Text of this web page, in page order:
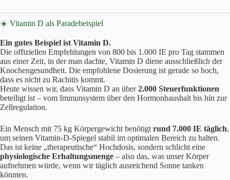
☀️ Vitamin D als Paradebeispiel
Ein gutes Beispiel ist Vitamin D.
Die offiziellen Empfehlungen von 800 bis 1.000 IE pro Tag stammen
aus einer Zeit, in der man dachte, Vitamin D diene ausschließlich der
Knochengesundheit. Die empfohlene Dosierung ist gerade so hoch,
dass es nicht zu Rachitis kommt.
Heute wissen wir, dass Vitamin D an über2.000 Steuerfunktionen
beteiligt ist – vom Immunsystem über den Hormonhaushalt bis hin zur
Zellregulation.
Ein Mensch mit 75 kg Körpergewicht benötigtrund 7.000 IE täglich,
um seinen Vitamin-D-Spiegel stabil im optimalen Bereich zu halten.
Das ist keine „therapeutische“ Hochdosis, sondern schlicht eine
physiologische Erhaltungsmenge – also das, was unser Körper
aufnehmen würde, wenn wir täglich ausreichend Sonne tanken
könnten.